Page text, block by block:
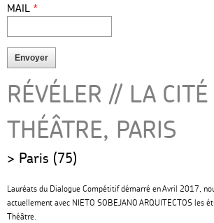
MAIL *
RÉVÉLER // LA
THÉÂTRE, PARIS
Paris (75)
Lauréats du Dialogue Compétitif démarré en Avril 2017,
actuellement avec NIETO SOBEJANO ARQUITECTOS les
Théâtre.